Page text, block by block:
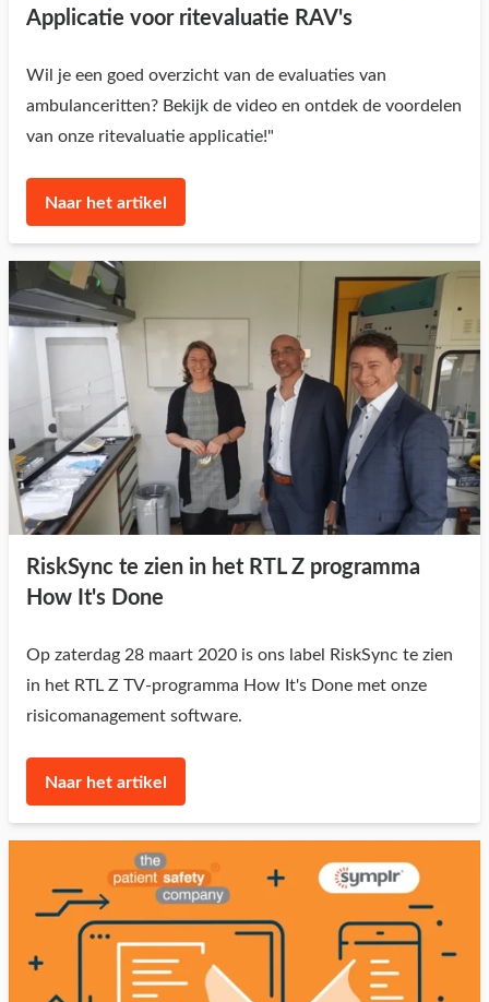
Applicatie voor ritevaluatie RAV's
Wil je een goed overzicht van de evaluaties van
ambulanceritten? Bekijk de video en ontdek de voordelen
van onze ritevaluatie applicatie!"
Naar het artikel
RiskSync te zien in het RTL Z programma
How It's Done
Op zaterdag 28 maart 2020 is ons label RiskSync te zien
in het RTL Z TV-programma How It's Done met onze
risicomanagement software.
Naar het artikel